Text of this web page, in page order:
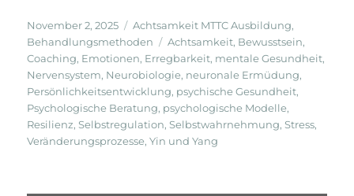
Veröffentlicht
am
November 2, 2025 Kategorien
Achtsamkeit MTTC Ausbildung,
Behandlungsmethoden
Schlagwörter
Achtsamkeit, Bewusstsein,
Coaching, Emotionen, Erregbarkeit, mentale Gesundheit,
Nervensystem, Neurobiologie, neuronale Ermüdung,
Persönlichkeitsentwicklung, psychische Gesundheit,
Psychologische Beratung, psychologische Modelle,
Resilienz,Selbstregulation,Selbstwahrnehmung,Stress,
Veränderungsprozesse,Yin und Yang